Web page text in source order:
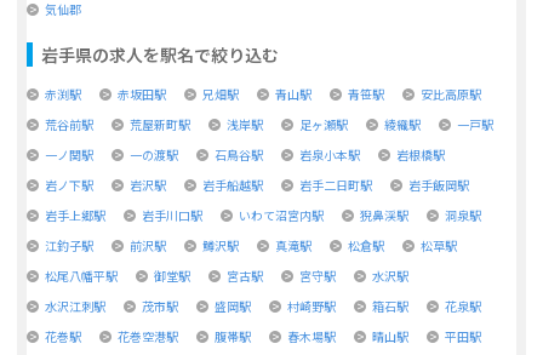
気仙郡
岩手県の求人を駅名で絞り込む
赤渕駅 赤坂田駅 兄畑駅 青山駅 青笹駅
安比高原駅
荒谷前駅
荒屋新町駅 浅岸駅 足ヶ瀬駅 綾織駅
一戸駅
一ノ関駅
一の渡駅 石鳥谷駅 岩泉小本駅
岩根橋駅
岩ノ下駅
岩沢駅 岩手船越駅 岩手二日町駅
岩手飯岡駅
岩手上郷駅
岩手川口駅 いわて沼宮内駅 猊鼻渓駅
洞泉駅
江釣子駅
前沢駅 鱒沢駅 真滝駅 松倉駅
松草駅
松尾八幡平駅
御堂駅 宮古駅 宮守駅
水沢駅
水沢江刺駅
茂市駅 盛岡駅 村崎野駅 箱石駅
花泉駅
花巻駅
花巻空港駅 腹帯駅 春木場駅 晴山駅
平田駅